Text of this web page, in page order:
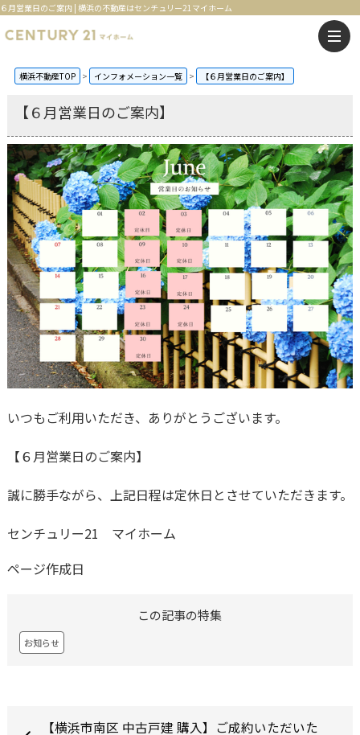
６月営業日のご案内 | 横浜の不動産はセンチュリー21マイホーム
横浜不動産TOP インフォメーション一覧 【６月営業日のご案内】
【６月営業日のご案内】
いつもご利用いただき、ありがとうございます。
【６月営業日のご案内】
誠に勝手ながら、上記日程は定休日とさせていただきます。
センチュリー21 マイホーム
ページ作成日
この記事の特集
お知らせ
【横浜市南区 中古戸建 購入】ご成約いただいた